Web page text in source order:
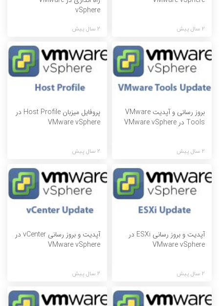
2 سال پیش
vSphere
2 سال پیش
بروز رسانی و آپدیت VMware
Tools در VMware vSphere
2 سال پیش
پروفایل میزبان Host Profile در
VMware vSphere
2 سال پیش
آپدیت و بروز رسانی ESXi در
VMware vSphere
2 سال پیش
آپدیت و بروز رسانی vCenter در
VMware vSphere
2 سال پیش